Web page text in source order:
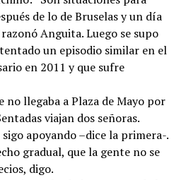
de lo de Bruselas y un día
Anguita. Luego se supo
un episodio similar en el
en 2011 y que sufre
no llegaba a Plaza de Mayo por
viajan dos señoras.
apoyando –dice la primera-.
gradual, que la gente no se
digo.